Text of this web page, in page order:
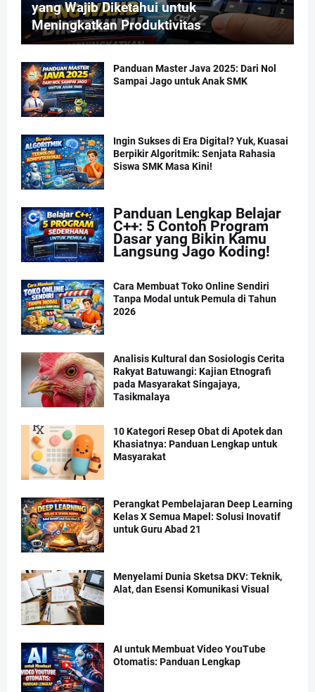
yang Wajib Diketahui untuk
Meningkatkan Produktivitas
Panduan Master Java 2025: Dari Nol
Sampai Jago untuk Anak SMK
Ingin Sukses di Era Digital? Yuk, Kuasai
Berpikir Algoritmik: Senjata Rahasia
Siswa SMK Masa Kini!
Panduan Lengkap Belajar
C++: 5 Contoh Program
Dasar yang Bikin Kamu
Langsung Jago Koding!
Cara Membuat Toko Online Sendiri
Tanpa Modal untuk Pemula di Tahun
2026
Analisis Kultural dan Sosiologis Cerita
Rakyat Batuwangi: Kajian Etnografi
pada Masyarakat Singajaya,
Tasikmalaya
10 Kategori Resep Obat di Apotek dan
Khasiatnya: Panduan Lengkap untuk
Masyarakat
Perangkat Pembelajaran Deep Learning
Kelas X Semua Mapel: Solusi Inovatif
untuk Guru Abad 21
Menyelami Dunia Sketsa DKV: Teknik,
Alat, dan Esensi Komunikasi Visual
AI untuk Membuat Video YouTube
Otomatis: Panduan Lengkap